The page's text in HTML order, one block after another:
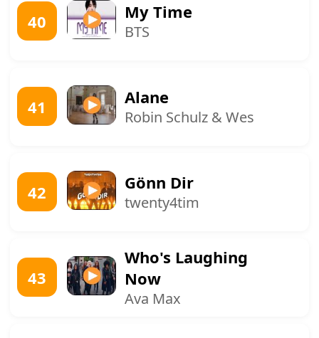
40 My Time
BTS
41 Alane
Robin Schulz & Wes
42 Gönn Dir
twenty4tim
43
Who's Laughing
Now
Ava Max